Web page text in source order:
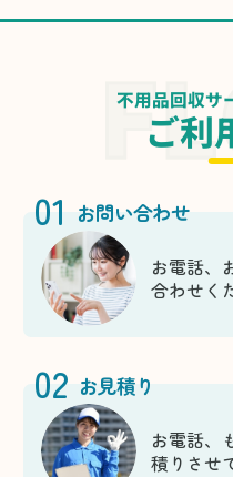
不用品回収サ
ご利
01 お問い合わせ
お電話、
合わせく
02 お見積り
お電話、
積りさせ